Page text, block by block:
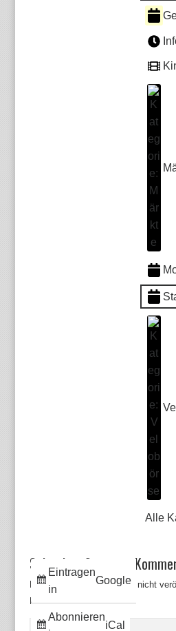
Alle
Eintragen
in
Google
Abonnieren
iCal
Schreiben Sie einen
Deine E-Mail-Adresse wird nicht
Felder sind mit*markiert